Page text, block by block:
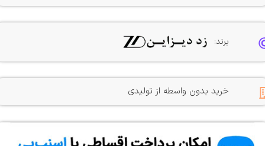
برند:
خرید بدون واسطه از تولیدی